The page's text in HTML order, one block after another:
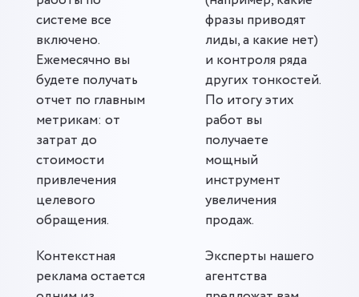
системе все
включено.
Ежемесячно вы
будете получать
отчет по главным
метрикам: от
затрат до
стоимости
привлечения
целевого
обращения.
Контекстная
реклама остается
фразы приводят
лиды, а какие нет)
и контроля ряда
других тонкостей.
По итогу этих
работ вы
получаете
мощный
инструмент
увеличения
продаж.
Эксперты нашего
агентства